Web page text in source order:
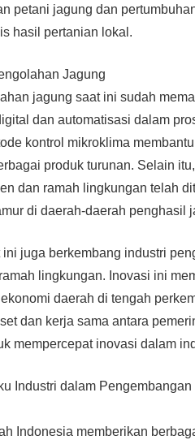
petani jagung dan
hasil pertanian lokal.
Jagung
jagung saat ini sudah
dan automatisasi dalam
kontrol mikroklima
produk turunan. Selain
dan ramah lingkungan telah
di daerah-daerah penghasil
juga berkembang industri
lingkungan. Inovasi ini
daerah di tengah
dan kerja sama antara
mempercepat inovasi dalam
Industri dalam
Indonesia memberikan